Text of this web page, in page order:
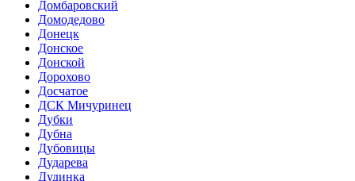
Домбаровский
Домодедово
Донецк
Донское
Донской
Дорохово
Досчатое
ДСК Мичуринец
Дубки
Дубна
Дубовицы
Дударева
Дудинка